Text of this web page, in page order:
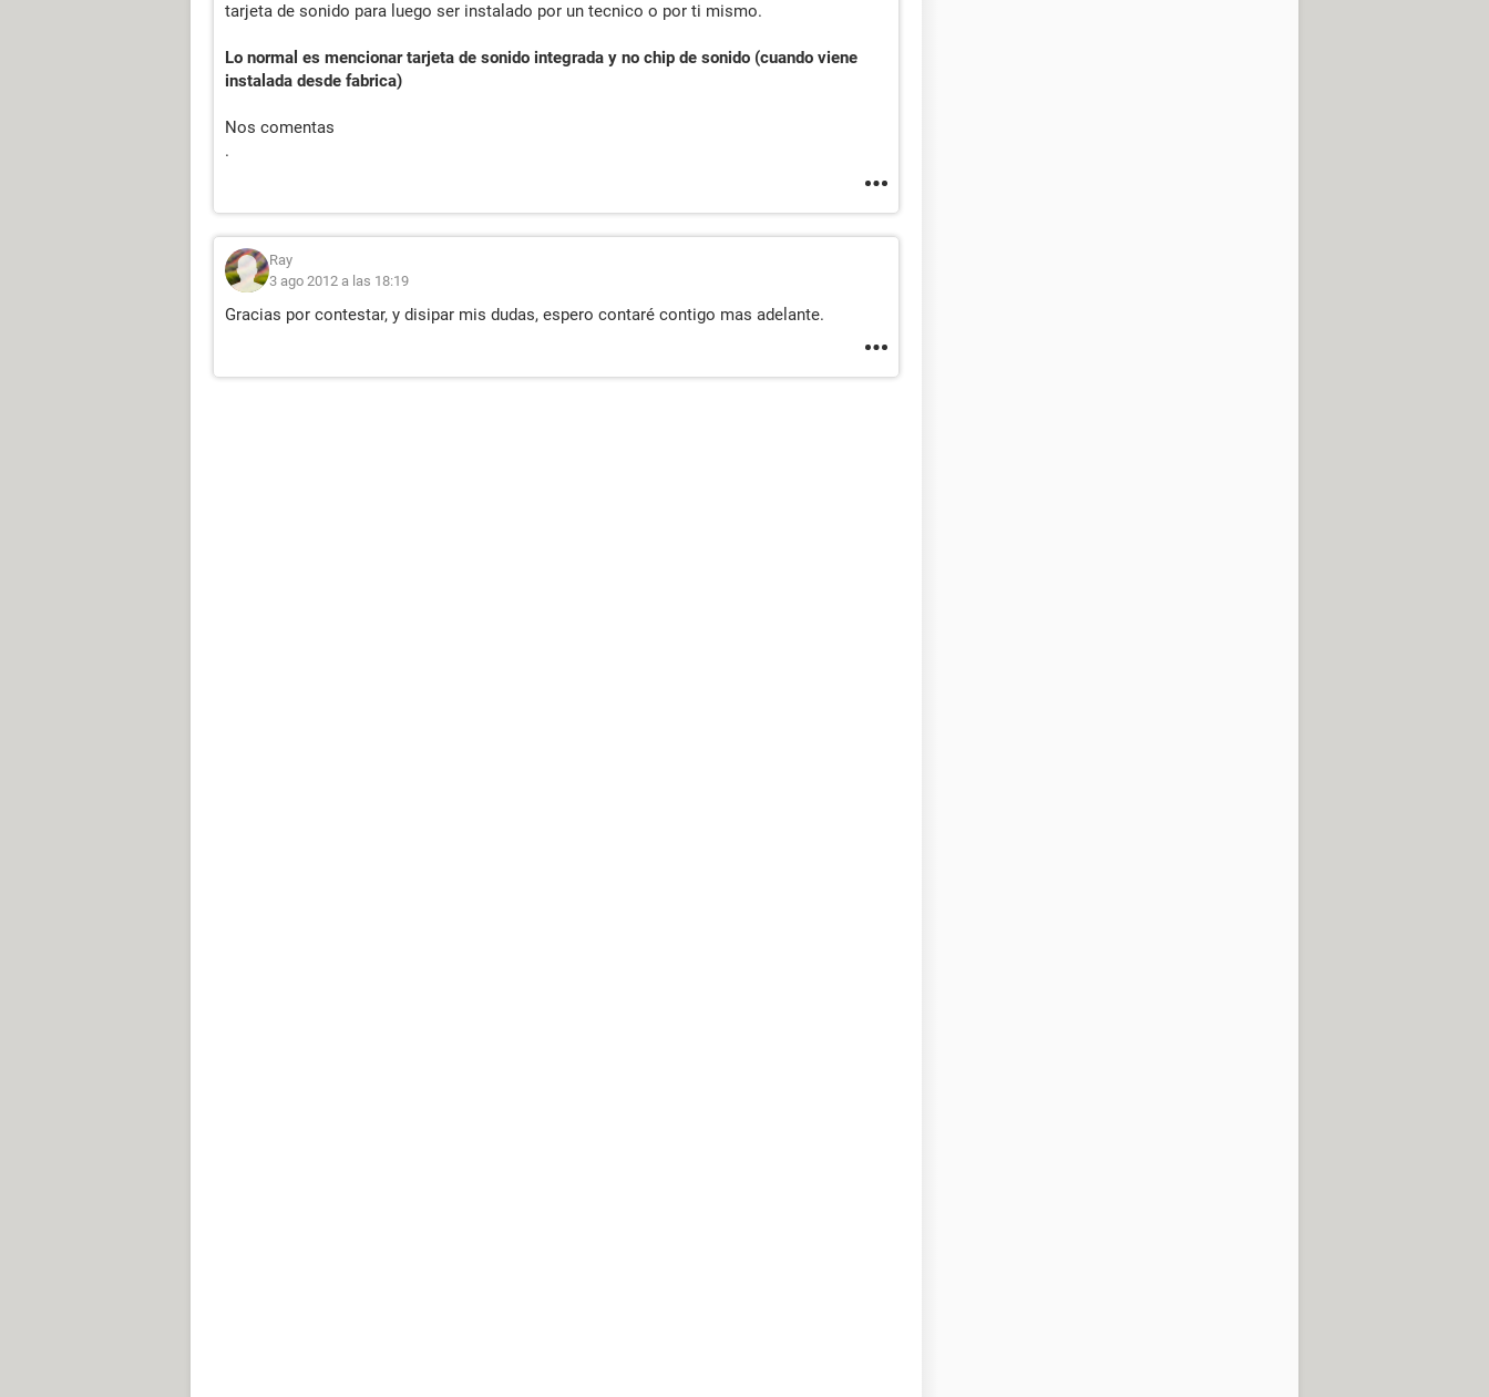
tarjeta de sonido para luego ser instalado por un tecnico o por ti mismo.
Lo normal es mencionar tarjeta de sonido integrada y no chip de sonido (cuando viene
instalada desde fabrica)
Nos comentas
.
Ray
3 ago 2012 a las 18:19
Gracias por contestar, y disipar mis dudas, espero contaré contigo mas adelante.